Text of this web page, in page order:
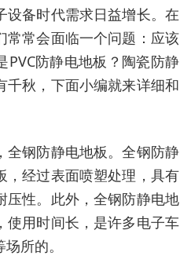
设备时代需求日益增长。在
常常会面临一个问题：应该
PVC防静电地板？陶瓷防静
千秋，下面小编就来详细和
全钢防静电地板。全钢防静
，经过表面喷塑处理，具有
压性。此外，全钢防静电地
使用时间长，是许多电子车
所的。